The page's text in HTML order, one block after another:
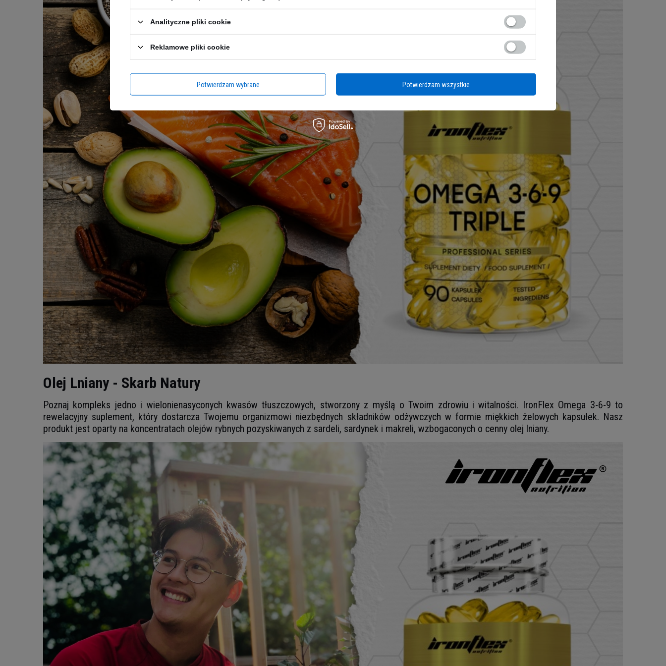
Olej Lniany - Skarb Natury
Poznaj kompleks jedno i wielonienasyconych kwasów tłuszczowych, stworzony z myślą o Twoim zdrowiu i witalności. IronFlex Omega 3-6-9 to
rewelacyjny suplement, który dostarcza Twojemu organizmowi niezbędnych składników odżywczych w formie miękkich żelowych kapsułek. Nasz
produkt jest oparty na koncentratach olejów rybnych pozyskiwanych z sardeli, sardynek i makreli, wzbogaconych o cenny olej lniany.
Analityczne pliki cookie
Reklamowe pliki cookie
Potwierdzam wybrane Potwierdzam wszystkie